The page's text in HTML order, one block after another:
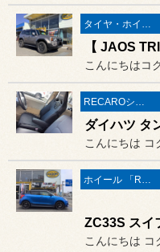
タイヤ・ホイール
RECAROシート
こんにちは コ
ホイール 「RAYS」
こんにちは コ